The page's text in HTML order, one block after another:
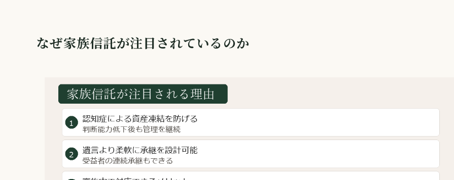
なぜ家族信託が注目されているのか